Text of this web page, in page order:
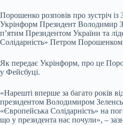
Порошенко розповів про зустріч
Укрінформ Президент Володимир
п’ятим Президентом України та
Солідарність» Петром Порошенком.
Як передає Укрінформ, про це
у Фейсбуці.
«Нарешті вперше за багато років
президентом Володимиром
«Європейська Солідарність» на
що у президента нас почули», –